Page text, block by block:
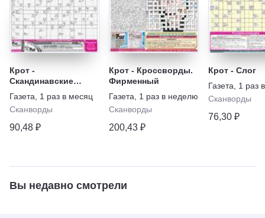
Крот -
Скандинавские
кроссворды.
Спецвыпуск
Газета
1 раз в месяц
Сканворды
90,48 ₽
Крот - Кроссворды.
Фирменный
Газета
1 раз в неделю
Сканворды
200,43 ₽
Крот - Слог
Газета
1 раз
Сканворды
76,30 ₽
Вы недавно смотрели